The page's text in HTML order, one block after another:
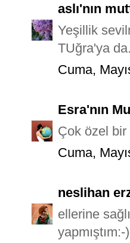
aslı'nın
Yeşillik
TUğra'ya
Cuma,
Esra'nın
Çok özel bir
Cuma,
neslihan
ellerine